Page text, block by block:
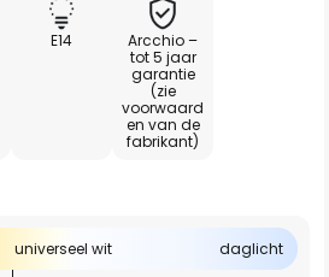
E14
Arcchio –
tot 5 jaar
garantie
(zie
voorwaard
en van de
fabrikant)
universeel wit daglicht